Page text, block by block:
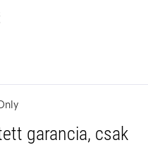
garancia, csak